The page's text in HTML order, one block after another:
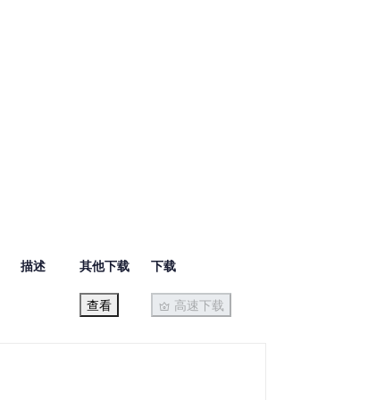
描述 其他下载
下载
查看 高速下载